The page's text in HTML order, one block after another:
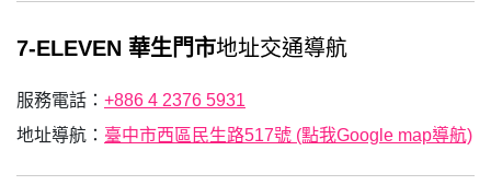
7-ELEVEN 華生門市地址交通導航
服務電話： +886 4 2376 5931
地址導航： 臺中市西區民生路517號 (點我Google map導航)